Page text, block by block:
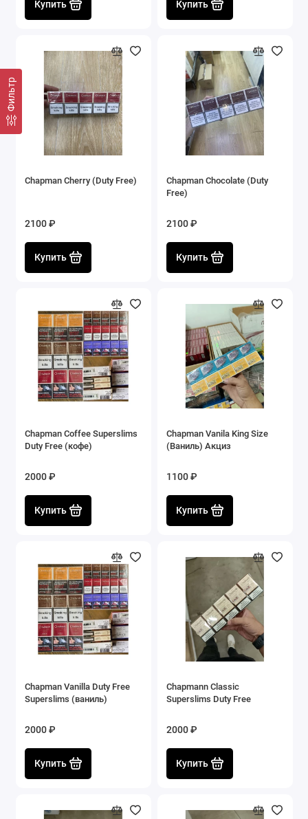
Фильтр
Купить Купить
Chapman Cherry (Duty Free)
2100 ₽
Купить
Chapman Chocolate (Duty
Free)
2100 ₽
Купить
Chapman Coffee Superslims
Duty Free (кофе)
2000 ₽
Купить
Chapman Vanila King Size
(Ваниль) Акциз
1100 ₽
Купить
Chapman Vanilla Duty Free
Superslims (ваниль)
2000 ₽
Купить
Chapmann Classiс
Superslims Duty Free
2000 ₽
Купить